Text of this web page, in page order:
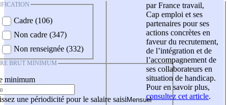
Cadre (106)
Non cadre (347)
Non renseignée (332)
BRUT MINIMUM
minimum
une périodicité pour le salaire saisi
par France travail,
Cap emploi et ses
partenaires pour ses
actions concrètes en
faveur du recrutement,
de l’intégration et de
l’accompagnement de
ses collaborateurs en
situation de handicap.
Pour en savoir plus,
consultez cet article.